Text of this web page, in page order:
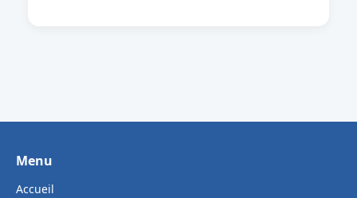
Menu
Accueil